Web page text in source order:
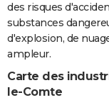
des risques
substances
d'explosion, de
ampleur.
Carte des
le-Comte